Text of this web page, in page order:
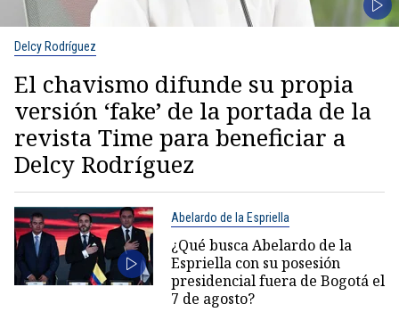
Delcy Rodríguez
El chavismo difunde su propia
versión ‘fake’ de la portada de la
revista Time para beneficiar a
Delcy Rodríguez
Abelardo de la Espriella
¿Qué busca Abelardo de la
Espriella con su posesión
presidencial fuera de Bogotá el
7 de agosto?